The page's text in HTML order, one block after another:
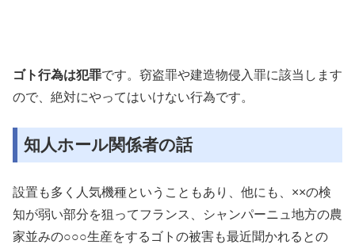
ゴト行為は犯罪です。窃盗罪や建造物侵入罪に該当します
ので、絶対にやってはいけない行為です。
知人ホール関係者の話
設置も多く人気機種ということもあり、他にも、××の検
知が弱い部分を狙ってフランス、シャンパーニュ地方の農
家並みの○○○生産をするゴトの被害も最近聞かれるとの